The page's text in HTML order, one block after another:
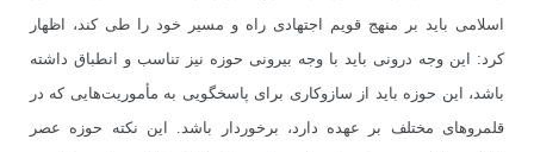
اسلامی باید بر منهج قویم اجتهادی راه و مسیر خود را طی کند، اظهار
کرد: این وجه درونی باید با وجه بیرونی حوزه نیز تناسب و انطباق داشته
باشد، این حوزه باید از سازوکاری برای پاسخگویی به مأموریت‌هایی که در
قلمروهای مختلف بر عهده دارد، برخوردار باشد. این نکته حوزه عصر